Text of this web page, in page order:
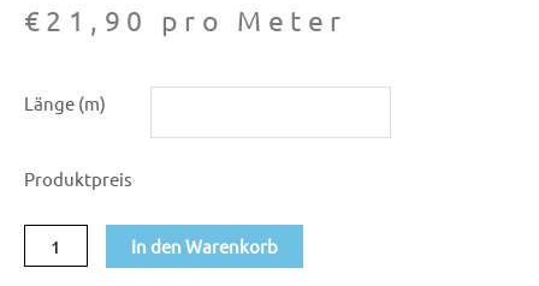
€ 21,90 pro Meter
Länge (m)
Produktpreis
Strick
schwarz
Menge
In den Warenkorb